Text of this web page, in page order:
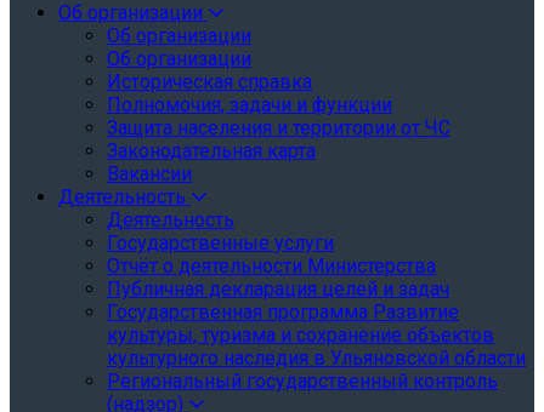
Об организации
Об организации
Об организации
Историческая справка
Полномочия, задачи и функции
Защита населения и территории от ЧС
Законодательная карта
Вакансии
Деятельность
Деятельность
Государственные услуги
Отчёт о деятельности Министерства
Публичная декларация целей и задач
Государственная программа Развитие
культуры, туризма и сохранение объектов
культурного наследия в Ульяновской области
Региональный государственный контроль
(надзор)